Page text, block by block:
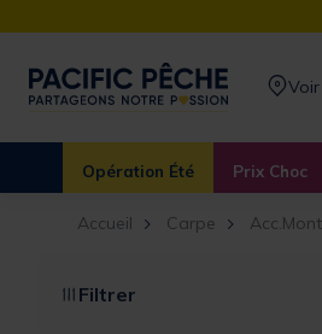
Opération Été Prix Choc
Accueil Carpe
Filtrer